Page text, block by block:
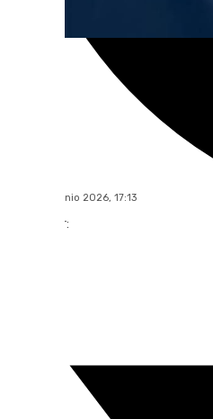
martes, 2 junio 2026, 17:13
Compartir: